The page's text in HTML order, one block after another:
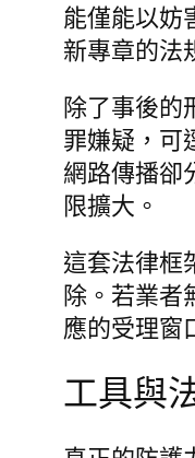
能僅能以妨
新專章的法
除了事後的
罪嫌疑，可
網路傳播卻
限擴大。
這套法律框
除。若業者
應的受理窗
工具與